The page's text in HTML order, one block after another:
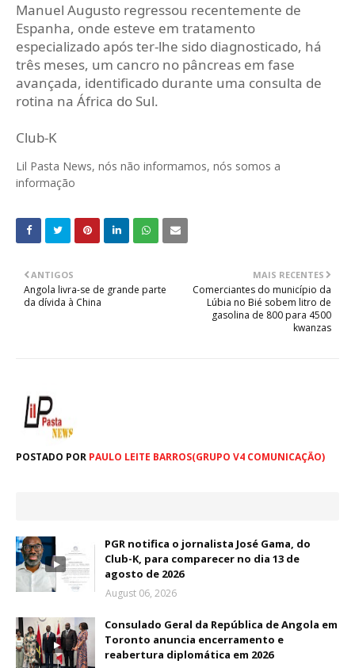
Manuel Augusto regressou recentemente de
Espanha, onde esteve em tratamento
especializado após ter‑lhe sido diagnosticado, há
três meses, um cancro no pâncreas em fase
avançada, identificado durante uma consulta de
rotina na África do Sul.
Club-K
Lil Pasta News, nós não informamos, nós somos a
informação
MAIS RECENTES
Comerciantes do município da
Lúbia no Bié sobem litro de
gasolina de 800 para 4500
kwanzas
ANTIGOS
Angola livra-se de grande parte
da dívida à China
POSTADO POR PAULO LEITE BARROS(GRUPO V4 COMUNICAÇÃO)
PGR notifica o jornalista José Gama, do
Club-K, para comparecer no dia 13 de
agosto de 2026
August 06, 2026
Consulado Geral da República de Angola em
Toronto anuncia encerramento e
reabertura diplomática em 2026